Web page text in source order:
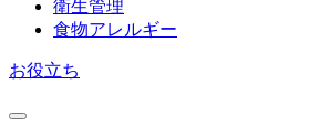
衛生管理
食物アレルギー
お役立ち